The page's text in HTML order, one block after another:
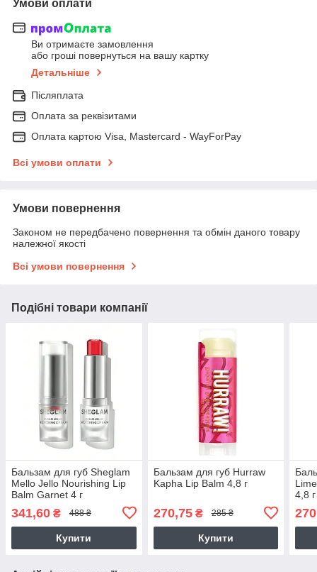
Умови оплати
Ви отримаєте замовлення
або гроші повернуться на вашу картку
Детальніше
Післяплата
Оплата за реквізитами
Оплата картою Visa, Mastercard - WayForPay
Всі умови оплати
Умови повернення
Законом не передбачено повернення та обмін даного товару
належної якості
Всі умови повернення
Подібні товари компанії
Бальзам для губ Sheglam
Mello Jello Nourishing Lip
Balm Garnet 4 г
341,60 ₴ 488 ₴
Купити
Бальзам для губ Hurraw
Kapha Lip Balm 4,8 г
270,75₴ 285 ₴
Купити
4,8 г